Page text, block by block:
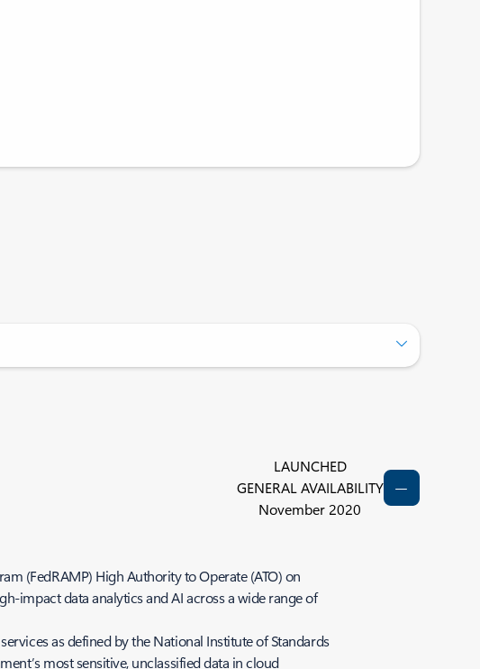
LAUNCHED
GENERAL AVAILABILITY
November 2020
(FedRAMP) High Authority to Operate (ATO) on
impact data analytics and AI across a wide range of
as defined by the National Institute of Standards
most sensitive, unclassified data in cloud